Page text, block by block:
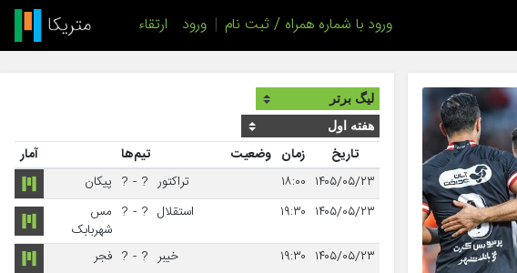
ورود با شماره همراه / ثبت نام | ورود ارتقاء
تاریخ زمان وضعیت تیم‌ها
آمار
۱۴۰۵/۰۵/۲۳ ۱۸:۰۰ تراکتور ?
-
? پیکان
۱۴۰۵/۰۵/۲۳ ۱۹:۳۰ استقلال ?
-
? مس
شهربابک
۱۴۰۵/۰۵/۲۳ ۱۹:۳۰ خیبر ?
-
? فجر